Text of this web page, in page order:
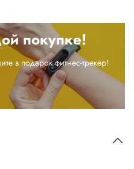
покупке!
в подарок фитнес-трекер!